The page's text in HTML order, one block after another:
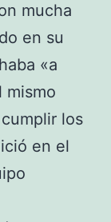
mucha
en su
«a
mismo
los
en el